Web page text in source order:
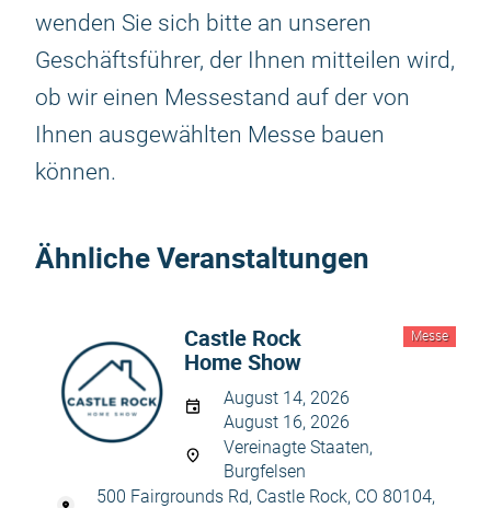
wenden Sie sich bitte an unseren
Geschäftsführer, der Ihnen mitteilen wird,
ob wir einen Messestand auf der von
Ihnen ausgewählten Messe bauen
können.
Ähnliche Veranstaltungen
Messe
Castle Rock
Home Show
August 14, 2026
August 16, 2026
Vereinagte Staaten,
Burgfelsen
500 Fairgrounds Rd, Castle Rock, CO 80104,